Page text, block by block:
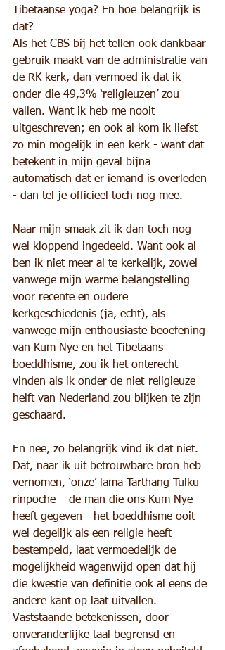
Tibetaanse yoga? En hoe belangrijk is
dat?
Als het CBS bij het tellen ook dankbaar
gebruik maakt van de administratie van
de RK kerk, dan vermoed ik dat ik
onder die 49,3% ‘religieuzen’ zou
vallen. Want ik heb me nooit
uitgeschreven; en ook al kom ik liefst
zo min mogelijk in een kerk - want dat
betekent in mijn geval bijna
automatisch dat er iemand is overleden
- dan tel je officieel toch nog mee.
Naar mijn smaak zit ik dan toch nog
wel kloppend ingedeeld. Want ook al
ben ik niet meer al te kerkelijk, zowel
vanwege mijn warme belangstelling
voor recente en oudere
kerkgeschiedenis (ja, echt), als
vanwege mijn enthousiaste beoefening
van Kum Nye en het Tibetaans
boeddhisme, zou ik het onterecht
vinden als ik onder de niet-religieuze
helft van Nederland zou blijken te zijn
geschaard.
En nee, zo belangrijk vind ik dat niet.
Dat, naar ik uit betrouwbare bron heb
vernomen, ‘onze’ lama Tarthang Tulku
rinpoche – de man die ons Kum Nye
heeft gegeven - het boeddhisme ooit
wel degelijk als een religie heeft
bestempeld, laat vermoedelijk de
mogelijkheid wagenwijd open dat hij
die kwestie van definitie ook al eens de
andere kant op laat uitvallen.
Vaststaande betekenissen, door
onveranderlijke taal begrensd en